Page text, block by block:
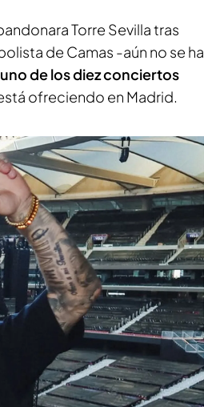
Torre Sevilla tras
de Camas -aún no se ha
de los diez conciertos
ofreciendo en Madrid.